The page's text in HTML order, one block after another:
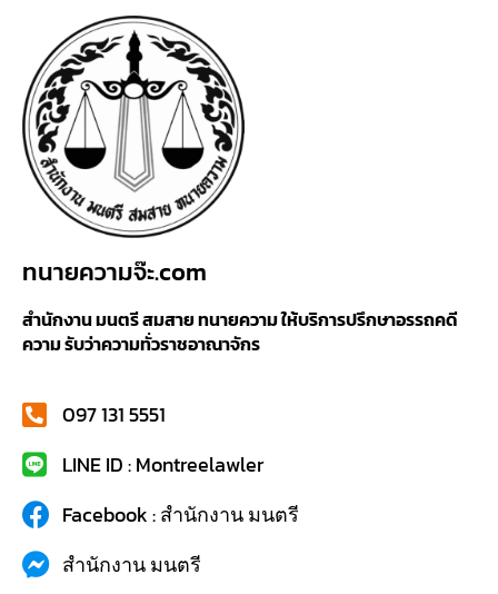
ทนายความจ๊ะ.com
สำนักงาน มนตรี สมสาย ทนายความ ให้บริการปรึกษาอรรถคดี
ความ รับว่าความทั่วราชอาณาจักร
097 131 5551
LINE ID : Montreelawler
Facebook : สำนักงาน มนตรี
สำนักงาน มนตรี